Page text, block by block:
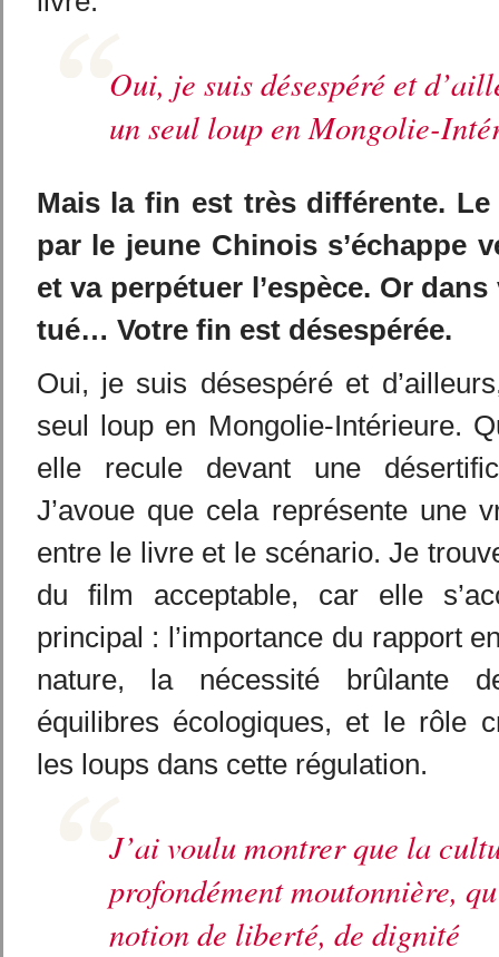
Oui, je suis désespéré et
un seul loup en Mongolie-
Mais la fin est très différente. Le
par le jeune Chinois s’échappe
et va perpétuer l’espèce. Or
tué… Votre fin est désespérée.
Oui, je suis désespéré et
seul loup en Mongolie-Intérieure.
elle recule devant une
J’avoue que cela représente une
entre le livre et le scénario. Je
du film acceptable, car elle
principal : l’importance du rapport
nature, la nécessité brûlante
équilibres écologiques, et le rôle
les loups dans cette régulation.
J’ai voulu montrer que la
profondément moutonnière,
notion de liberté, de dignité